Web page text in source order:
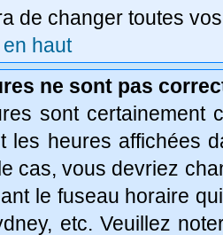
de changer toutes
haut
ne sont pas
sont certainement
les heures affichées
cas, vous devriez
le fuseau horaire
etc. Veuillez